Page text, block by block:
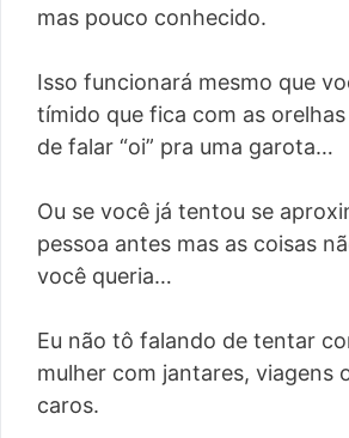
mas pouco conhecido.
Isso funcionará mesmo que
tímido que fica com as
de falar “oi” pra uma garota…
Ou se você já tentou se
pessoa antes mas as coisas
você queria…
Eu não tô falando de tentar
mulher com jantares, viagens
caros.